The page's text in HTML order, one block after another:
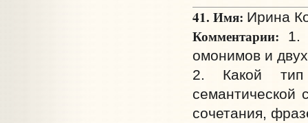
41. Имя: Ирина
Комментарии: 1.
омонимов и
2. Какой тип
семантической
сочетания,